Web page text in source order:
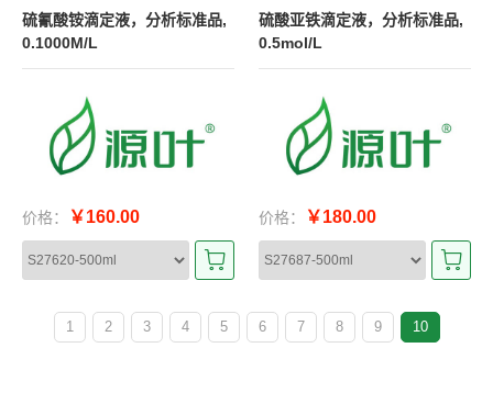
硫氰酸铵滴定液，分析标准品,
0.1000M/L
价格： ￥160.00
硫酸亚铁滴定液，分析标准品,
0.5mol/L
价格： ￥180.00
1 2 3 4 5 6 7 8 9 10